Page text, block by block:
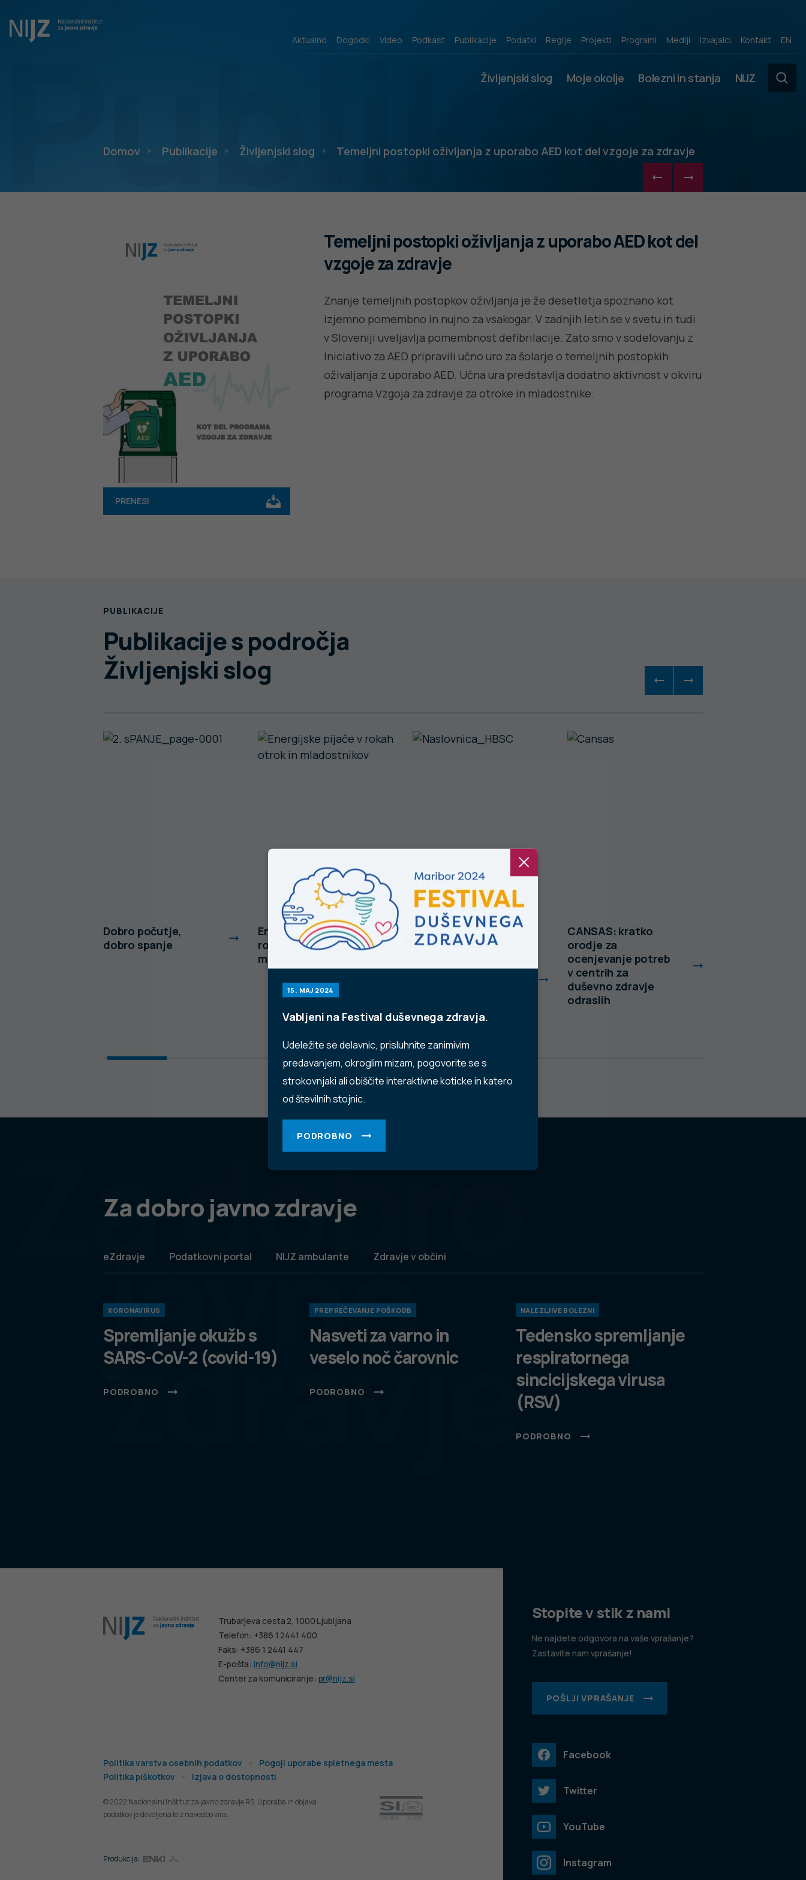
Aktualno Dogodki Video Podkast Publikacije Podatki Regije Projekti Programi Mediji Izvajalci Kontakt EN
Življenjski slog Moje okolje Bolezni in stanja NIJZ
15. MAJ 2024
Vabljeni na Festival duševnega zdravja.
Udeležite se delavnic, prisluhnite zanimivim
predavanjem, okroglim mizam, pogovorite se s
strokovnjaki ali obiščite interaktivne koticke in katero
od številnih stojnic.
PODROBNO
Domov Publikacije Življenjski slog Temeljni postopki oživljanja z uporabo AED kot del vzgoje za zdravje
PRENESI
Temeljni postopki oživljanja z uporabo AED kot del
vzgoje za zdravje
Znanje temeljnih postopkov oživljanja je že desetletja spoznano kot
izjemno pomembno in nujno za vsakogar. V zadnjih letih se v svetu in tudi
v Sloveniji uveljavlja pomembnost defibrilacije. Zato smo v sodelovanju z
Iniciativo za AED pripravili učno uro za šolarje o temeljnih postopkih
oživaljanja z uporabo AED. Učna ura predstavlja dodatno aktivnost v okviru
programa Vzgoja za zdravje za otroke in mladostnike.
PUBLIKACIJE
Publikacije s področja
Življenjski slog
Dobro počutje,
dobro spanje
Energijske pijače v
rokah otrok in
mladostnikov
Z zdravjem
povezana vedenja v
med mladostniki v
raziskave HBSC,
2022)
CANSAS: kratko
orodje za
ocenjevanje potreb
v centrih za
duševno zdravje
odraslih
Za dobro
javno
zdravje
Za dobro javno zdravje
eZdravje Podatkovni portal NIJZ ambulante Zdravje v občini
KORONAVIRUS
Spremljanje okužb s
SARS-CoV-2 (covid-19)
PODROBNO
PREPREČEVANJE POŠKODB
Nasveti za varno in
veselo noč čarovnic
PODROBNO
NALEZLJIVE BOLEZNI
Tedensko spremljanje
respiratornega
sincicijskega virusa
(RSV)
PODROBNO
Trubarjeva cesta 2, 1000 Ljubljana
Telefon: +386 1 2441 400
Faks: +386 1 2441 447
E-pošta:info@nijz.si
Center za komuniciranje: pr@nijz.si
Politika varstva osebnih podatkov
Pogoji uporabe spletnega mesta
Politika piškotkov
Izjava o dostopnosti
© 2022 Nacionalni Inštitut za javno zdravje RS. Uporaba in objava
podatkov je dovoljena le z navedbo vira.
Produkcija:
Stopite v stik z nami
Ne najdete odgovora na vaše vprašanje?
Zastavite nam vprašanje!
POŠLJI VPRAŠANJE
Facebook
Twitter
YouTube
Instagram